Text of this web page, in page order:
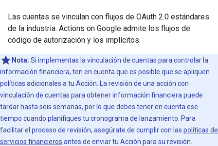
Las cuentas se vinculan con flujos de OAuth 2.0 estándares
de la industria. Actions on Google admite los flujos de
código de autorización y los implícitos.
Nota: Si implementas la vinculación de cuentas para controlar la
información financiera, ten en cuenta que es posible que se apliquen
políticas adicionales a tu Acción. La revisión de una acción con
vinculación de cuentas para obtener información financiera puede
tardar hasta seis semanas, por lo que debes tener en cuenta ese
tiempo cuando planifiques tu cronograma de lanzamiento. Para
facilitar el proceso de revisión, asegúrate de cumplir con las políticas de
servicios financieros antes de enviar tu Acción para su revisión.